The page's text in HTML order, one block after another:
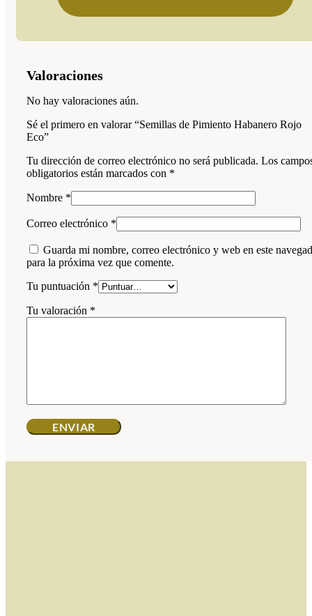
Valoraciones
No hay valoraciones aún.
Sé el primero en valorar “Semillas de Pimiento Habanero Rojo
Eco”
Tu dirección de correo electrónico no será publicada. Los
obligatorios están marcados con *
Nombre *
Correo electrónico *
Guarda mi nombre, correo electrónico y web en este
para la próxima vez que comente.
Tu puntuación *
Tu valoración *